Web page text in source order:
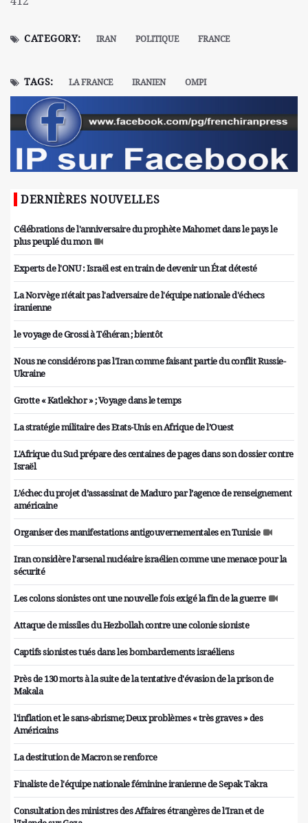
CATEGORY: IRAN POLITIQUE FRANCE
TAGS: LA FRANCE IRANIEN OMPI
DERNIÈRES NOUVELLES
Célébrations de l'anniversaire du prophète Mahomet dans le pays le
plus peuplé du mon
Experts de l'ONU : Israël est en train de devenir un État détesté
La Norvège n'était pas l'adversaire de l'équipe nationale d'échecs
iranienne
le voyage de Grossi à Téhéran ; bientôt
Nous ne considérons pas l'Iran comme faisant partie du conflit Russie-
Ukraine
Grotte « Katlekhor » ; Voyage dans le temps
La stratégie militaire des Etats-Unis en Afrique de l’Ouest
L'Afrique du Sud prépare des centaines de pages dans son dossier contre
Israël
L’échec du projet d’assassinat de Maduro par l’agence de renseignement
américaine
Organiser des manifestations antigouvernementales en Tunisie
Iran considère l'arsenal nucléaire israélien comme une menace pour la
sécurité
Les colons sionistes ont une nouvelle fois exigé la fin de la guerre
Attaque de missiles du Hezbollah contre une colonie sioniste
Captifs sionistes tués dans les bombardements israéliens
Près de 130 morts à la suite de la tentative d'évasion de la prison de
Makala
l'inflation et le sans-abrisme; Deux problèmes « très graves » des
Américains
La destitution de Macron se renforce
Finaliste de l'équipe nationale féminine iranienne de Sepak Takra
Consultation des ministres des Affaires étrangères de l'Iran et de